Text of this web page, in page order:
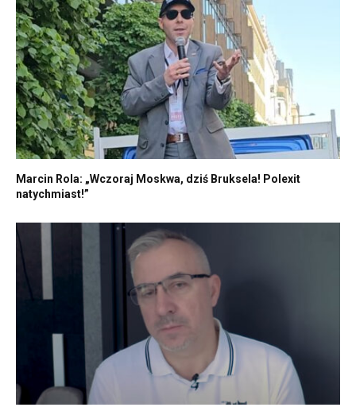
Marcin Rola: „Wczoraj Moskwa, dziś Bruksela! Polexit
natychmiast!”